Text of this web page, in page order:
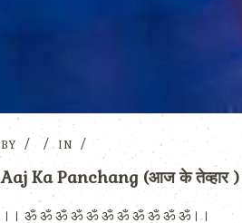
BY IN
Aaj Ka Panchang (आज के तेव्हार
।। ॐ ॐ ॐ ॐ ॐ ॐ ॐ ॐ ॐ ॐ ॐ।।